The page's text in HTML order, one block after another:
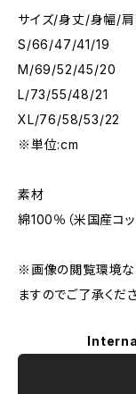
サイズ/身丈/身幅/
S/66/47/41/19
M/69/52/45/20
L/73/55/48/21
XL/76/58/53/22
※単位:cm
素材
綿100％（米国産コッ
※画像の閲覧環境な
ますのでご了承くださ